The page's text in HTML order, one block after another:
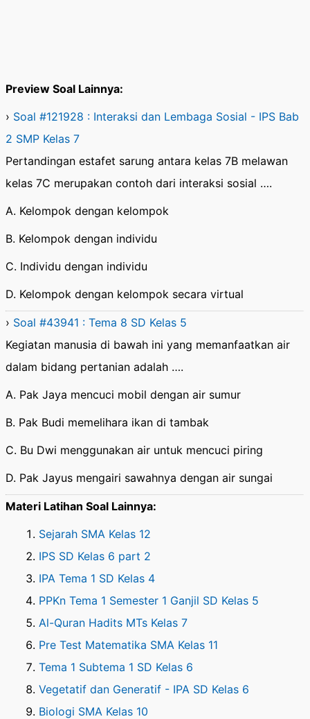
Preview Soal Lainnya:
› Soal #121928 : Interaksi dan Lembaga Sosial - IPS Bab
2 SMP Kelas 7
Pertandingan estafet sarung antara kelas 7B melawan
kelas 7C merupakan contoh dari interaksi sosial ….
A. Kelompok dengan kelompok
B. Kelompok dengan individu
C. Individu dengan individu
D. Kelompok dengan kelompok secara virtual
› Soal #43941 : Tema 8 SD Kelas 5
Kegiatan manusia di bawah ini yang memanfaatkan air
dalam bidang pertanian adalah ….
A. Pak Jaya mencuci mobil dengan air sumur
B. Pak Budi memelihara ikan di tambak
C. Bu Dwi menggunakan air untuk mencuci piring
D. Pak Jayus mengairi sawahnya dengan air sungai
Materi Latihan Soal Lainnya:
Sejarah SMA Kelas 12
IPS SD Kelas 6 part 2
IPA Tema 1 SD Kelas 4
PPKn Tema 1 Semester 1 Ganjil SD Kelas 5
Al-Quran Hadits MTs Kelas 7
Pre Test Matematika SMA Kelas 11
Tema 1 Subtema 1 SD Kelas 6
Vegetatif dan Generatif - IPA SD Kelas 6
Biologi SMA Kelas 10